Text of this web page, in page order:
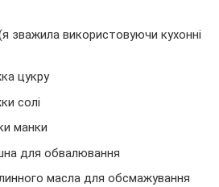
зважила використовуючи кухонні
цукру
солі
манки
для обвалювання
масла для обсмажування